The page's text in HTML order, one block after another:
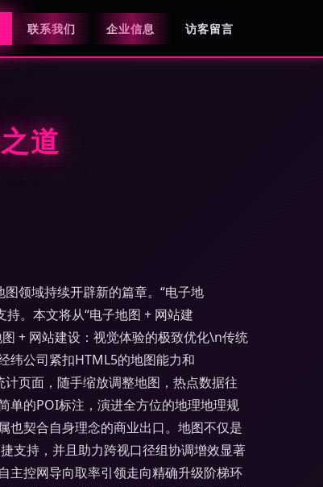
联系我们 企业信息 访客留言
道
领域持续开辟新的篇章。“电子地
。本文将从“电子地图 + 网站建
+ 网站建设：视觉体验的极致优化\n传统
纬公司紧扣HTML5的地图能力和
页面，随手缩放调整地图，热点数据往
的POI标注，演进全方位的地理地理规
也契合自身理念的商业出口。地图不仅是
支持，并且助力跨视口径组协调增效显著
主控网导向取率引领走向精确升级阶梯环